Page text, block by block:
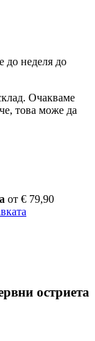
до неделя до
Очакваме
това може да
от € 79,90
остриета